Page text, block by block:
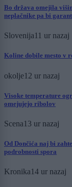
Bo država omejila
neplačnike pa bi
Slovenija11 ur nazaj
Koline dobile mesto v
okolje12 ur nazaj
Visoke temperature
omejujejo ribolov
Scena13 ur nazaj
Od Dončića naj bi
podrobnosti spora
Kronika14 ur nazaj